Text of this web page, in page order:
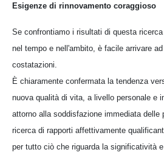
Esigenze di rinnovamento coraggioso
Se confrontiamo i risultati di questa
nel tempo e nell'ambito, è facile arrivare
costatazioni.
È chiaramente confermata la tendenza
nuova qualità di vita, a livello personale e
attorno alla soddisfazione immediata delle
ricerca di rapporti affettivamente
per tutto ciò che riguarda la significatività e